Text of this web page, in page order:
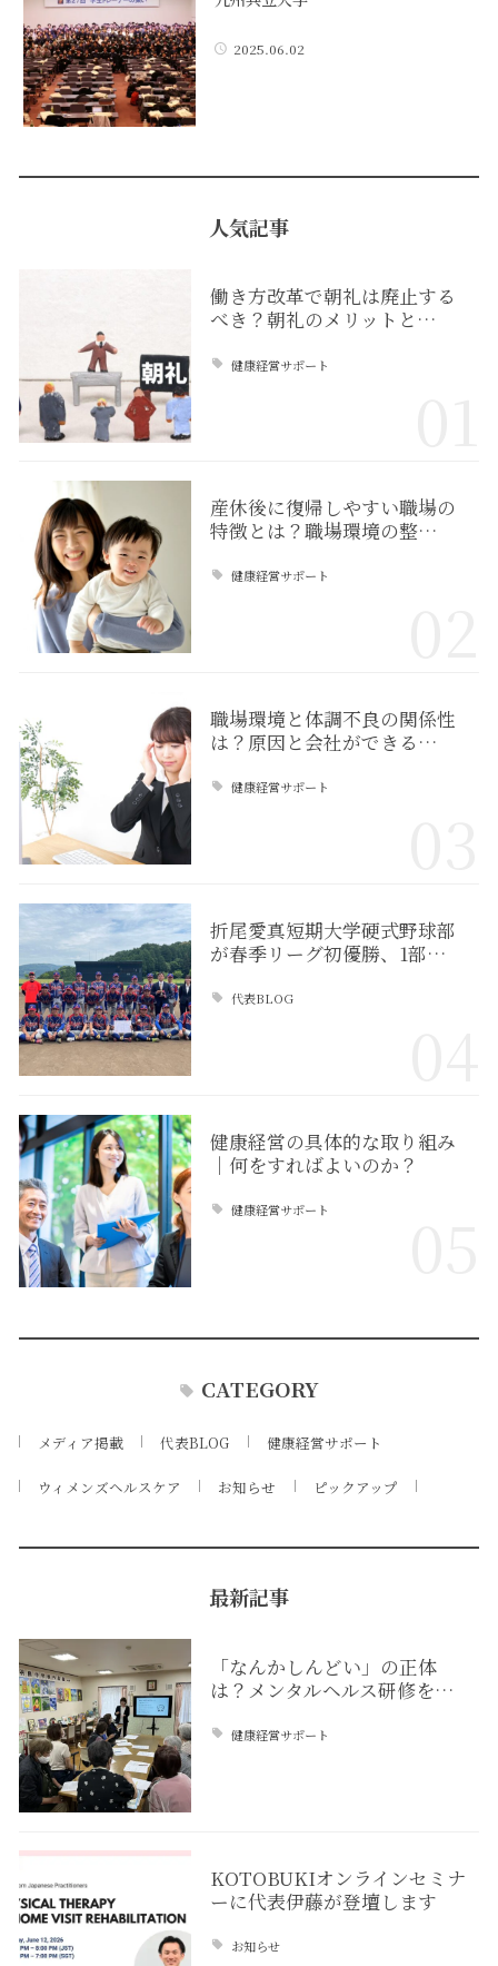
2025.06.02
人気記事
働き方改革で朝礼は廃止する
べき？朝礼のメリットと…
健康経営サポート
産休後に復帰しやすい職場の
特徴とは？職場環境の整…
健康経営サポート
職場環境と体調不良の関係性
は？原因と会社ができる…
健康経営サポート
折尾愛真短期大学硬式野球部
が春季リーグ初優勝、1部…
代表BLOG
健康経営の具体的な取り組み
｜何をすればよいのか？
健康経営サポート
CATEGORY
メディア掲載 代表BLOG 健康経営サポート
ウィメンズヘルスケア お知らせ ピックアップ
最新記事
「なんかしんどい」の正体
は？メンタルヘルス研修を…
健康経営サポート
KOTOBUKIオンラインセミナ
ーに代表伊藤が登壇します
お知らせ